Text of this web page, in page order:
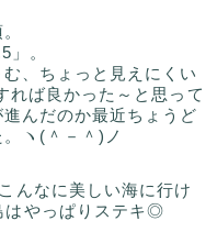
」。
、ちょっと見えにくい
れば良かった～と思って
んだのか最近ちょうど
ヽ(＾－＾)ノ
んなに美しい海に行け
はやっぱりステキ◎